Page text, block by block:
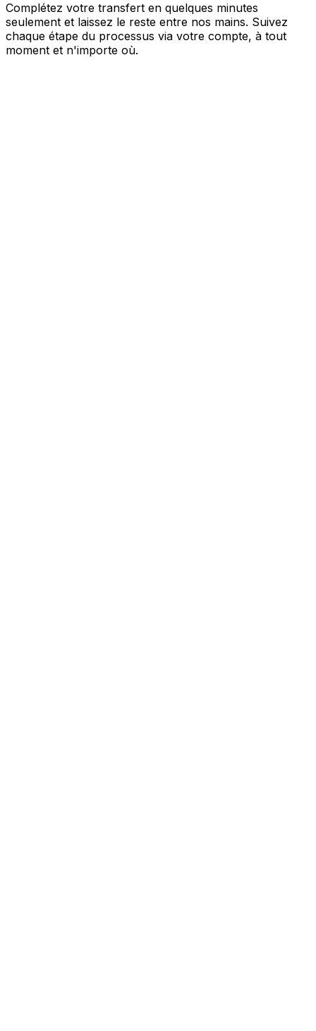
Complétez votre transfert en quelques minutes
seulement et laissez le reste entre nos mains. Suivez
chaque étape du processus via votre compte, à tout
moment et n'importe où.